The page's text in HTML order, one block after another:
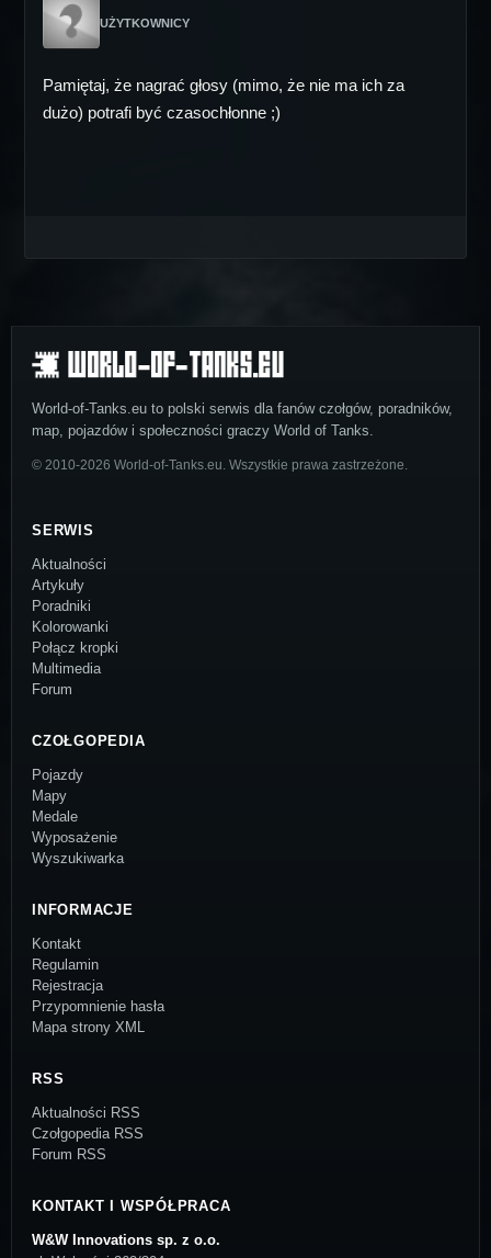
UŻYTKOWNICY
Pamiętaj, że nagrać głosy (mimo, że nie ma ich za
dużo) potrafi być czasochłonne ;)
World-of-Tanks.eu to polski serwis dla fanów czołgów, poradników,
map, pojazdów i społeczności graczy World of Tanks.
© 2010-2026 World-of-Tanks.eu. Wszystkie prawa zastrzeżone.
SERWIS
Aktualności
Artykuły
Poradniki
Kolorowanki
Połącz kropki
Multimedia
Forum
CZOŁGOPEDIA
Pojazdy
Mapy
Medale
Wyposażenie
Wyszukiwarka
INFORMACJE
Kontakt
Regulamin
Rejestracja
Przypomnienie hasła
Mapa strony XML
RSS
Aktualności RSS
Czołgopedia RSS
Forum RSS
KONTAKT I WSPÓŁPRACA
W&W Innovations sp. z o.o.